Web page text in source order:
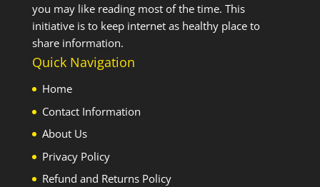
you may like reading most of the time. This
initiative is to keep internet as healthy place to
share information.
Quick Navigation
Home
Contact Information
About Us
Privacy Policy
Refund and Returns Policy